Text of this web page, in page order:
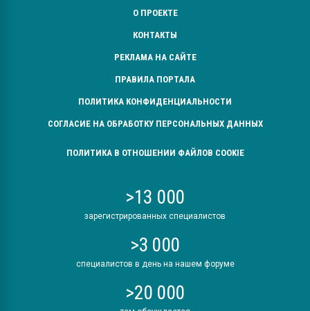
О ПРОЕКТЕ
КОНТАКТЫ
РЕКЛАМА НА САЙТЕ
ПРАВИЛА ПОРТАЛА
ПОЛИТИКА КОНФИДЕНЦИАЛЬНОСТИ
СОГЛАСИЕ НА ОБРАБОТКУ ПЕРСОНАЛЬНЫХ ДАННЫХ
ПОЛИТИКА В ОТНОШЕНИИ ФАЙЛОВ COOKIE
>13 000
зарегистрированных специалистов
>3 000
специалистов в день на нашем форуме
>20 000